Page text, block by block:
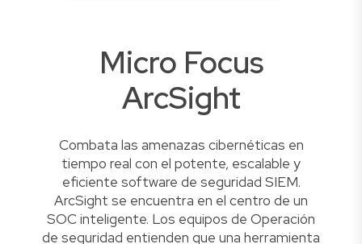
Micro Focus
ArcSight
Combata las amenazas cibernéticas en
tiempo real con el potente, escalable y
eficiente software de seguridad SIEM.
ArcSight se encuentra en el centro de un
SOC inteligente. Los equipos de Operación
de seguridad entienden que una herramienta